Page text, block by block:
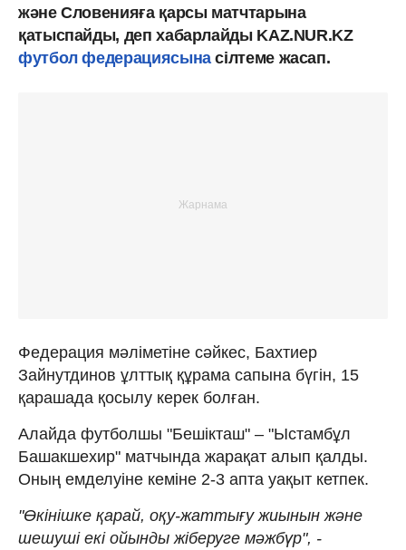
және Словенияға қарсы матчтарына
қатыспайды, деп хабарлайды KAZ.NUR.KZ
футбол федерациясынасілтеме жасап.
Федерация мәліметіне сәйкес, Бахтиер
Зайнутдинов ұлттық құрама сапына бүгін, 15
қарашада қосылу керек болған.
Алайда футболшы "Бешікташ" – "Ыстамбұл
Башакшехир" матчында жарақат алып қалды.
Оның емделуіне кеміне 2-3 апта уақыт кетпек.
"Өкінішке қарай, оқу-жаттығу жиынын және
шешуші екі ойынды жіберуге мәжбүр", -